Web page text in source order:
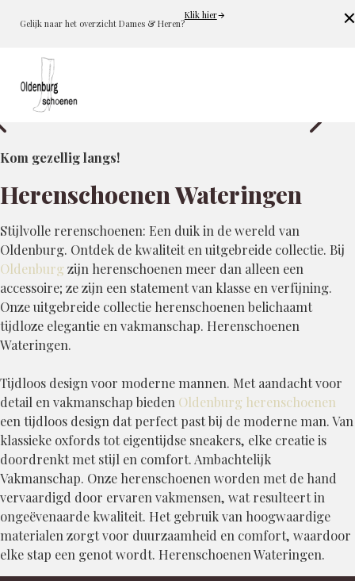
Gelijk naar het overzicht Dames & Heren?
Klik hier
Kom gezellig langs!
Herenschoenen Wateringen
Stijlvolle rerenschoenen: Een duik in de wereld van
Oldenburg. Ontdek de kwaliteit en uitgebreide collectie. Bij
Oldenburg zijn herenschoenen meer dan alleen een
accessoire; ze zijn een statement van klasse en verfijning.
Onze uitgebreide collectie herenschoenen belichaamt
tijdloze elegantie en vakmanschap. Herenschoenen
Wateringen.
Tijdloos design voor moderne mannen. Met aandacht voor
detail en vakmanschap bieden Oldenburg herenschoenen
een tijdloos design dat perfect past bij de moderne man. Van
klassieke oxfords tot eigentijdse sneakers, elke creatie is
doordrenkt met stijl en comfort. Ambachtelijk
Vakmanschap. Onze herenschoenen worden met de hand
vervaardigd door ervaren vakmensen, wat resulteert in
ongeëvenaarde kwaliteit. Het gebruik van hoogwaardige
materialen zorgt voor duurzaamheid en comfort, waardoor
elke stap een genot wordt. Herenschoenen Wateringen.